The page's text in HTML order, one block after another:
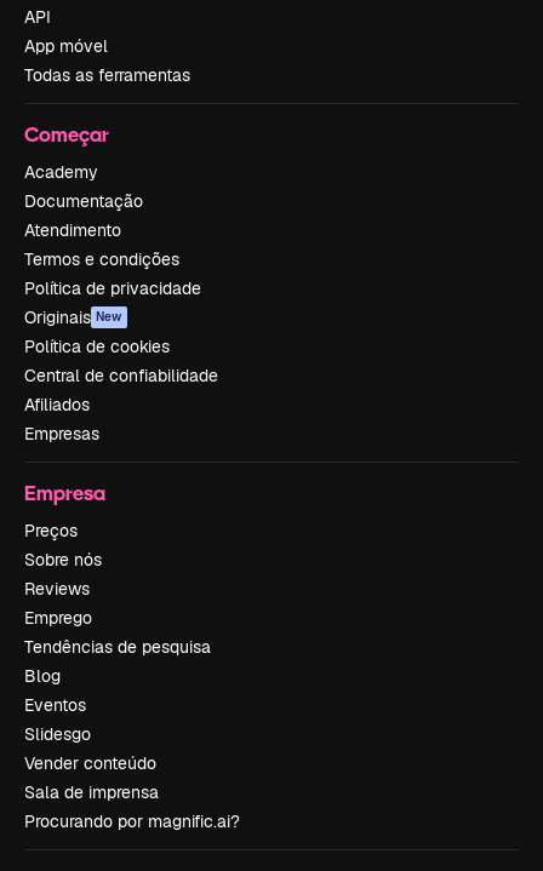
API
App móvel
Todas as ferramentas
Começar
Academy
Documentação
Atendimento
Termos e condições
Política de privacidade
Originais New
Política de cookies
Central de confiabilidade
Afiliados
Empresas
Empresa
Preços
Sobre nós
Reviews
Emprego
Tendências de pesquisa
Blog
Eventos
Slidesgo
Vender conteúdo
Sala de imprensa
Procurando por magnific.ai?